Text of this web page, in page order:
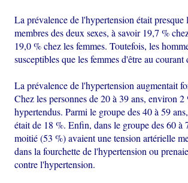
La prévalence de l'hypertension était presque
membres des deux sexes, à savoir 19,7 %
19,0 % chez les femmes. Toutefois, les
susceptibles que les femmes d'être au courant
La prévalence de l'hypertension augmentait
Chez les personnes de 20 à 39 ans, environ
hypertendus. Parmi le groupe des 40 à 59
était de 18 %. Enfin, dans le groupe des 60 à
moitié (53 %) avaient une tension artérielle
dans la fourchette de l'hypertension ou
contre l'hypertension.